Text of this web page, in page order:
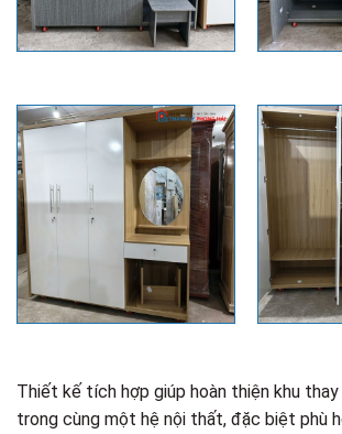
Thiết kế tích hợp giúp hoàn thiện khu
trong cùng một hệ nội thất, đặc biệt phù